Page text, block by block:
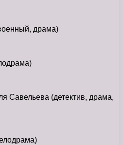
драма)
Савельева (детектив, драма,